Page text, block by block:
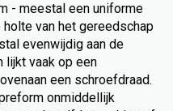
- meestal een uniforme
van het gereedschap
evenwijdig aan de
lijkt vaak op een
een schroefdraad.
onmiddellijk